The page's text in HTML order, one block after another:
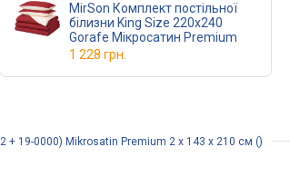
MirSon Комплект постільної
білизни King Size 220х240
Gorafe Мікросатин Premium
1 228 грн.
+ 19-0000) Mikrosatin Premium 2 x 143 x 210 см ()